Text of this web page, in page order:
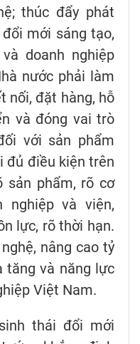
thúc đẩy phát
mới sáng tạo,
doanh nghiệp
nước phải làm
nối, đặt hàng, hỗ
và đóng vai trò
với sản phẩm
đủ điều kiện trên
sản phẩm, rõ cơ
nghiệp và viện,
lực, rõ thời hạn.
nâng cao tỷ
tăng và năng lực
Việt Nam.
thái đổi mới